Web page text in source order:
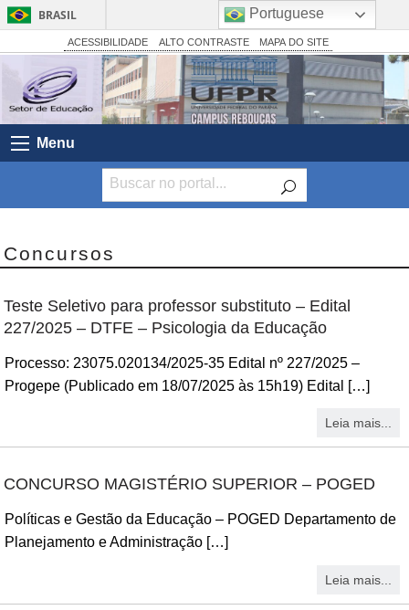
BRASIL
Simplifique!
Comunica BR
Participe
Acesso à informação
Canais
ACESSIBILIDADE ALTO CONTRASTE MAPA DO SITE
Menu
Concursos
Teste Seletivo para professor substituto – Edital
227/2025 – DTFE – Psicologia da Educação
Processo: 23075.020134/2025-35 Edital nº 227/2025 –
Progepe (Publicado em 18/07/2025 às 15h19) Edital […]
Leia mais...
CONCURSO MAGISTÉRIO SUPERIOR – POGED
Políticas e Gestão da Educação – POGED Departamento de
Planejamento e Administração […]
Leia mais...
Portuguese